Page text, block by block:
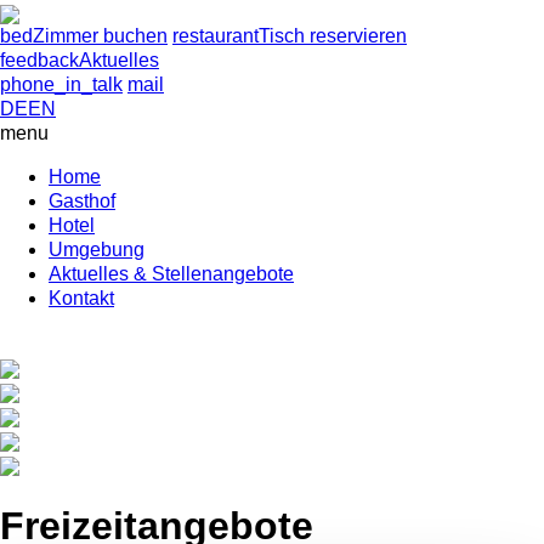
bedZimmer buchen restaurantTisch reservieren
feedbackAktuelles
phone_in_talk mail
DEEN
menu
Home
Gasthof
Hotel
Umgebung
Aktuelles & Stellenangebote
Kontakt
Freizeitangebote